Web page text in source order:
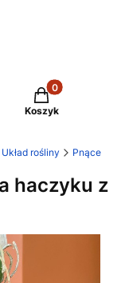
Produkty w
Koszyk
Układ rośliny Pnące
haczyku z